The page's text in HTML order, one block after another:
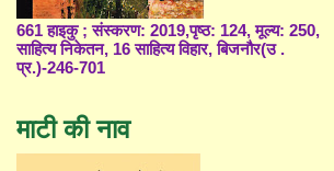
661 हाइकु ; संस्करण: 2019,पृष्ठ: 124, मूल्य: 250,
साहित्य निकेतन, 16 साहित्य विहार, बिजनौर(उ .
प्र.)-246-701
माटी की नाव